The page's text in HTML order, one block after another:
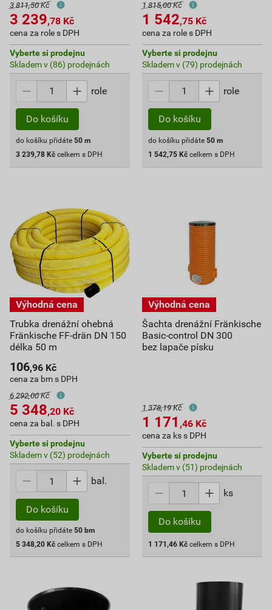
3 811,50 Kč
3 239,78 Kč
cena za role s DPH
Vyberte si prodejnu
Skladem v (86) prodejnách
role
Do košíku
do košíku přidáte 50 m
3 239,78 Kč celkem s DPH
1 815,00 Kč
1 542,75 Kč
cena za role s DPH
Vyberte si prodejnu
Skladem v (79) prodejnách
role
Do košíku
do košíku přidáte 50 m
1 542,75 Kč celkem s DPH
Trubka drenážní ohebná
Fränkische FF-drän DN 150
délka 50 m
106,96 Kč
cena za bm s DPH
6 292,00 Kč
5 348,20 Kč
cena za bal. s DPH
Vyberte si prodejnu
Skladem v (52) prodejnách
bal.
Do košíku
do košíku přidáte 50 bm
5 348,20 Kč celkem s DPH
Šachta drenážní Fränkische
Basic-control DN 300
bez lapače písku
1 378,19 Kč
1 171 ,46 Kč
cena za ks s DPH
Vyberte si prodejnu
Skladem v (51) prodejnách
ks
Do košíku
1 171,46 Kč celkem s DPH